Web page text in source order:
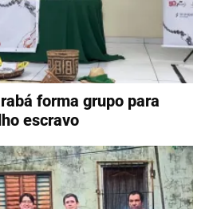
forma grupo para
escravo